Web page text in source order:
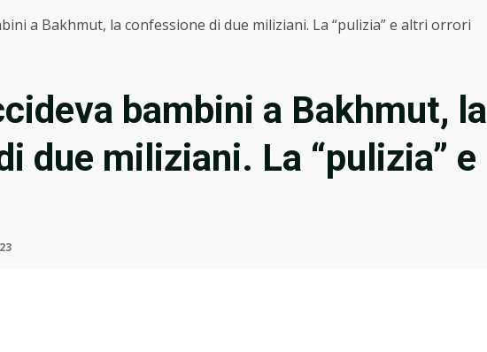
a Bakhmut, la confessione di due miliziani. La “pulizia” e altri orrori
bambini a Bakhmut, la
due miliziani. La “pulizia” e